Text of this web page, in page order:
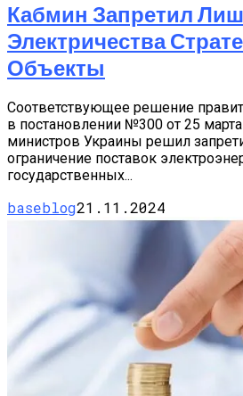
Кабмин Запретил
Электричества
Объекты
Соответствующее решение
в постановлении №300 от 25
министров Украины решил
ограничение поставок
государственных...
baseblog21.11.2024